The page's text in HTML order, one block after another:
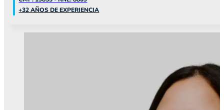
+32 AÑOS DE EXPERIENCIA